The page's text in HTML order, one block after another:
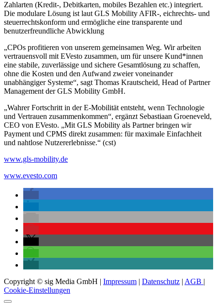
Zahlarten (Kredit-, Debitkarten, mobiles Bezahlen etc.) integriert.
Die modulare Lösung ist laut GLS Mobility AFIR-, eichrechts- und
steuerrechtskonform und ermögliche eine transparente und
benutzerfreundliche Abwicklung
„CPOs profitieren von unserem gemeinsamen Weg. Wir arbeiten
vertrauensvoll mit EVesto zusammen, um für unsere Kund*innen
eine stabile, zuverlässige und sichere Gesamtlösung zu schaffen,
ohne die Kosten und den Aufwand zweier voneinander
unabhängiger Systeme“, sagt Thomas Krautscheid, Head of Partner
Management der GLS Mobility GmbH.
„Wahrer Fortschritt in der E-Mobilität entsteht, wenn Technologie
und Vertrauen zusammenkommen“, ergänzt Sebastiaan Groeneveld,
CEO von EVesto. „Mit GLS Mobility als Partner bringen wir
Payment und CPMS direkt zusammen: für maximale Einfachheit
und nahtlose Nutzererlebnisse.“ (cst)
www.gls-mobility.de
www.evesto.com
Copyright © sig Media GmbH | Impressum | Datenschutz | AGB |
Cookie-Einstellungen